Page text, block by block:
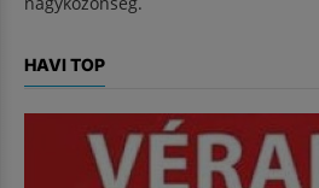
HAVI TOP